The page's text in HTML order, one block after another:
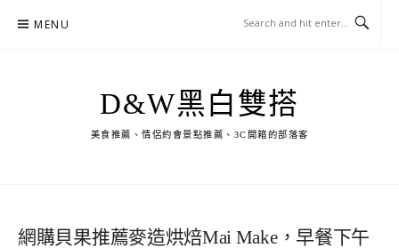
MENU
D&W黑白雙搭
美食推薦、情侶約會景點推薦、3C開箱的部落客
網購貝果推薦麥造烘焙Mai Make，早餐下午